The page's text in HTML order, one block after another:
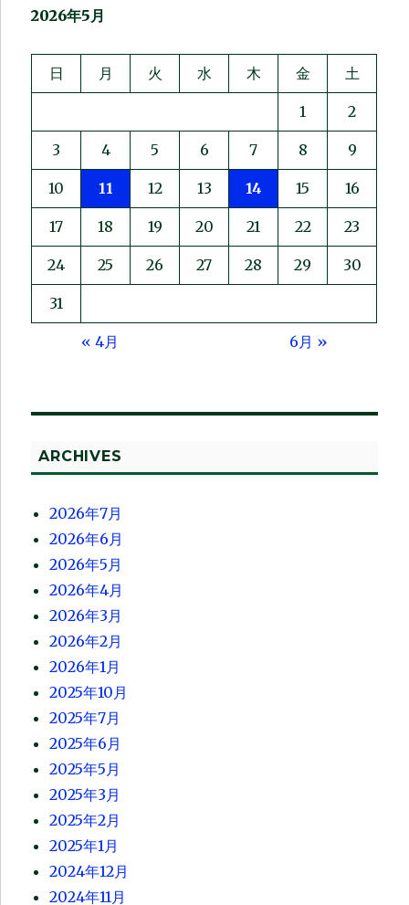
2026年5月
日 月 火 水 木 金 土
1 2
3 4 5 6 7 8 9
10 11 12 13 14 15 16
17 18 19 20 21 22 23
24 25 26 27 28 29 30
31
« 4月 6月 »
ARCHIVES
2026年7月
2026年6月
2026年5月
2026年4月
2026年3月
2026年2月
2026年1月
2025年10月
2025年7月
2025年6月
2025年5月
2025年3月
2025年2月
2025年1月
2024年12月
2024年11月